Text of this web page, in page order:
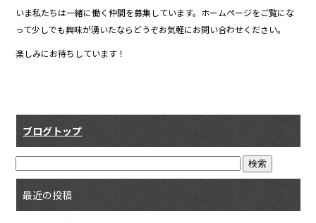
いま私たちは一緒に働く仲間を募集しています。ホームページをご覧にな
って少しでも興味が湧いたならどうぞお気軽にお問い合わせください。
楽しみにお待ちしています！
ブログトップ
最近の投稿